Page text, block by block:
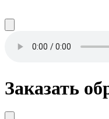
Заказать